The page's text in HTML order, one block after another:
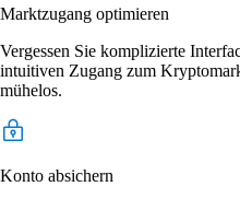
Marktzugang optimieren
Vergessen Sie komplizierte
intuitiven Zugang zum
mühelos.
Konto absichern